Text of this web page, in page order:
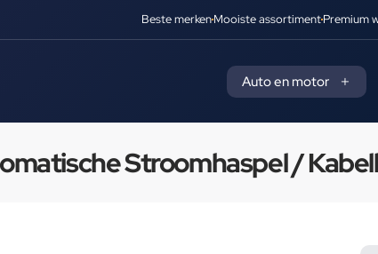
Beste merkenMooiste assortimentPremium
Auto en motor
Stroomhaspel /